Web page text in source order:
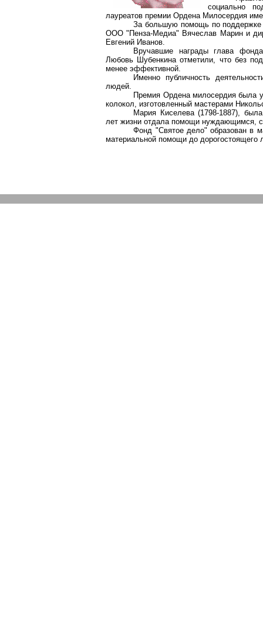
социально
лауреатов премии Ордена Милосердия
За большую помощь по поддержке
ООО " Пенза-Медиа" Вячеслав Марин и
Евгений Иванов.
Вручавшие награды глава
Любовь Шубенкинаотметили, что без
менее эффективной.
Именно публичность
людей.
Премия Ордена милосердия была
колокол, изготовленный мастерами
Мария Киселева (1798-1887), была
лет жизни отдала помощи нуждающимся,
Фонд "Святое дело" образован в
материальной помощи до дорогостоящего